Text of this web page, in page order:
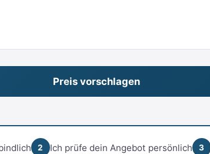
2 Ich prüfe dein Angebot persönlich 3